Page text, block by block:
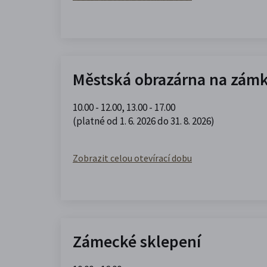
Městská obrazárna na
10.00 - 12.00, 13.00 - 17.00
(platné od 1. 6. 2026 do 31. 8. 2026)
Zobrazit celou otevírací dobu
Zámecké sklepení